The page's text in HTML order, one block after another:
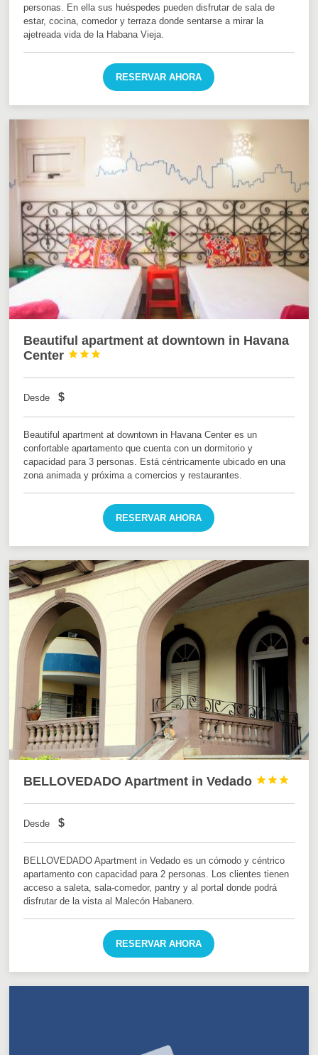
personas. En ella sus huéspedes pueden disfrutar de sala de
estar, cocina, comedor y terraza donde sentarse a mirar la
ajetreada vida de la Habana Vieja.
RESERVAR AHORA
Beautiful apartment at downtown in Havana
Center



Desde $
Beautiful apartment at downtown in Havana Center es un
confortable apartamento que cuenta con un dormitorio y
capacidad para 3 personas. Está céntricamente ubicado en una
zona animada y próxima a comercios y restaurantes.
RESERVAR AHORA
BELLOVEDADO Apartment in Vedado 


Desde $
BELLOVEDADO Apartment in Vedado es un cómodo y céntrico
apartamento con capacidad para 2 personas. Los clientes tienen
acceso a saleta, sala-comedor, pantry y al portal donde podrá
disfrutar de la vista al Malecón Habanero.
RESERVAR AHORA